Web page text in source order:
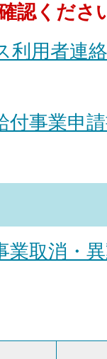
認くださ
利用者連
付事業申
業取消・